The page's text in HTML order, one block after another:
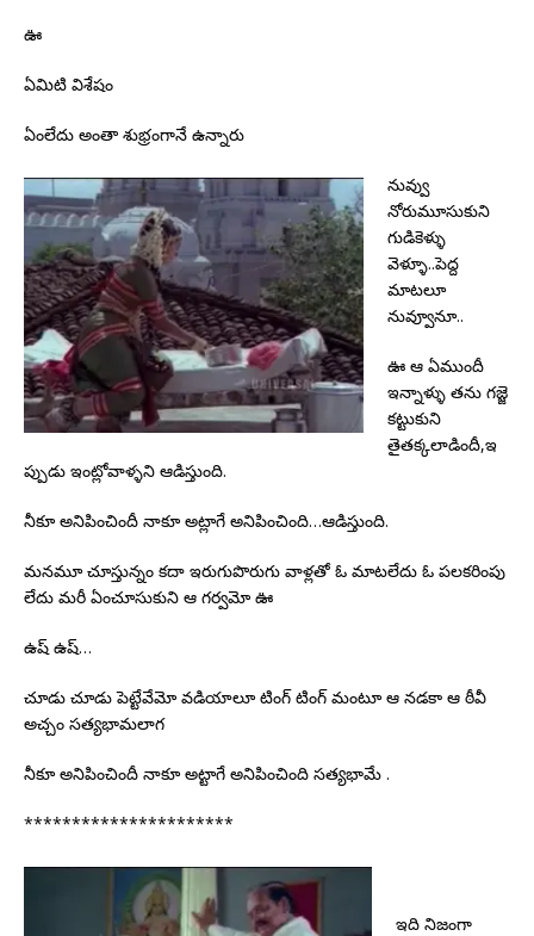
ఊ
ఏమిటి విశేషం
ఏంలేదు అంతా శుభ్రంగానే ఉన్నారు
నువ్వు
నోరుమూసుకుని
గుడికెళ్ళు
వెళ్ళూ..పెద్ద
మాటలూ
నువ్వూనూ..
ఊ ఆ ఏముందీ
ఇన్నాళ్ళు తను గజ్జె
కట్టుకుని
తైతక్కలాడిందీ,ఇ
ప్పుడు ఇంట్లోవాళ్ళని ఆడిస్తుంది.
నీకూ అనిపించిందీ నాకూ అట్లాగే అనిపించింది…ఆడిస్తుంది.
మనమూ చూస్తున్నం కదా ఇరుగుపొరుగు వాళ్లతో ఓ మాటలేదు ఓ పలకరింపు
లేదు మరీ ఏంచూసుకుని ఆ గర్వమో ఊ
ఉష్ ఉష్…
చూడు చూడు పెట్టేవేమో వడియాలూ టింగ్ టింగ్ మంటూ ఆ నడకా ఆ ఠీవీ
అచ్చం సత్యభామలాగ
నీకూ అనిపించిందీ నాకూ అట్టాగే అనిపించింది సత్యభామే .
**********************
ఇది నిజంగా